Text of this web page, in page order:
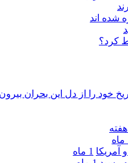
شده اند
کرد؟
خود را از دل این بحران
آمریکا 1 ماه